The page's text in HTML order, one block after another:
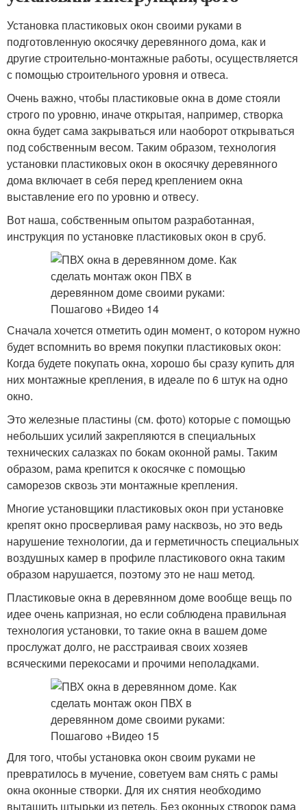
Установка пластиковых окон своими руками в
подготовленную окосячку деревянного дома, как и
другие строительно-монтажные работы, осуществляется
с помощью строительного уровня и отвеса.
Очень важно, чтобы пластиковые окна в доме стояли
строго по уровню, иначе открытая, например, створка
окна будет сама закрываться или наоборот открываться
под собственным весом. Таким образом, технология
установки пластиковых окон в окосячку деревянного
дома включает в себя перед креплением окна
выставление его по уровню и отвесу.
Вот наша, собственным опытом разработанная,
инструкция по установке пластиковых окон в сруб.
Сначала хочется отметить один момент, о котором нужно
будет вспомнить во время покупки пластиковых окон:
Когда будете покупать окна, хорошо бы сразу купить для
них монтажные крепления, в идеале по 6 штук на одно
окно.
Это железные пластины (см. фото) которые с помощью
небольших усилий закрепляются в специальных
технических салазках по бокам оконной рамы. Таким
образом, рама крепится к окосячке с помощью
саморезов сквозь эти монтажные крепления.
Многие установщики пластиковых окон при установке
крепят окно просверливая раму насквозь, но это ведь
нарушение технологии, да и герметичность специальных
воздушных камер в профиле пластикового окна таким
образом нарушается, поэтому это не наш метод.
Пластиковые окна в деревянном доме вообще вещь по
идее очень капризная, но если соблюдена правильная
технология установки, то такие окна в вашем доме
прослужат долго, не расстраивая своих хозяев
всяческими перекосами и прочими неполадками.
Для того, чтобы установка окон своим руками не
превратилось в мучение, советуем вам снять с рамы
окна оконные створки. Для их снятия необходимо
вытащить штырьки из петель. Без оконных створок рама